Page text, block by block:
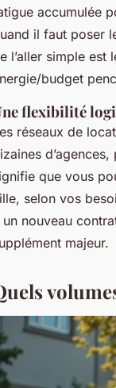
accumulée
il faut poser
l’aller simple est
budget
flexibilité
réseaux de
d’agences,
que vous
selon vos
un nouveau
majeur.